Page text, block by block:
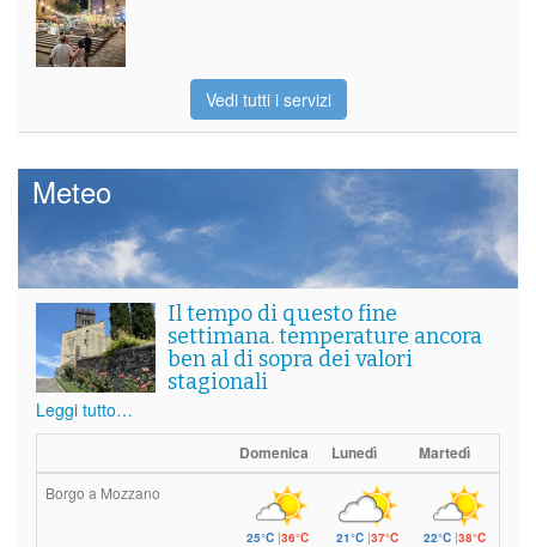
Vedi tutti i servizi
Meteo
Il tempo di questo fine
settimana. temperature ancora
ben al di sopra dei valori
stagionali
Leggi tutto…
Domenica Lunedì Martedì
Borgo a Mozzano
25°C|36°C 21°C|37°C 22°C |38°C